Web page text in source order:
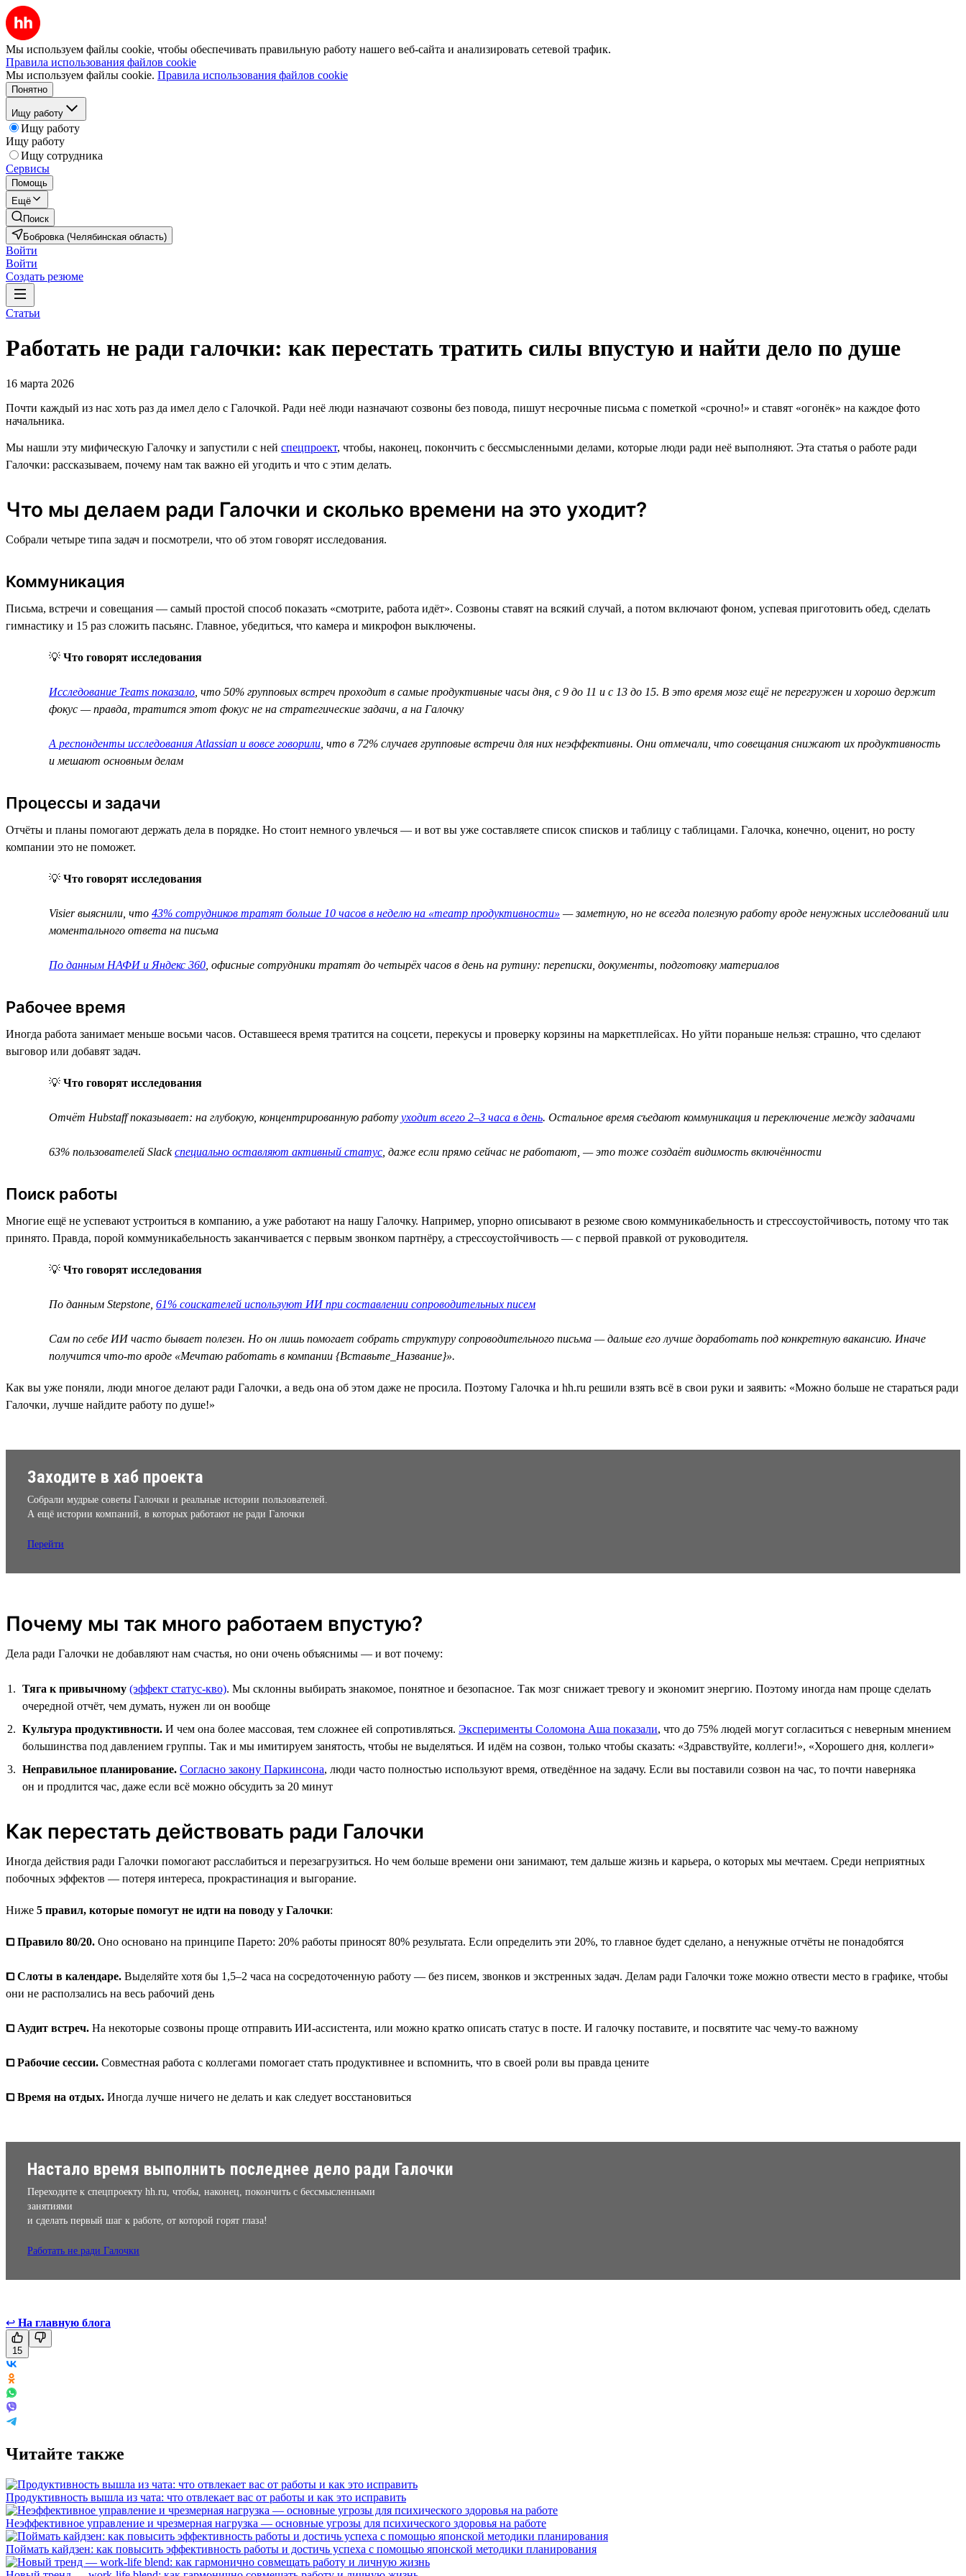
Мы используем файлы cookie, чтобы обеспечивать правильную работу нашего веб-сайта и анализировать сетевой трафик.
Правила использования файлов cookie
Мы используем файлы cookie. Правила использования файлов cookie
Понятно
Ищу работу
Ищу работу
Ищу работу
Ищу сотрудника
Сервисы
Помощь
Ещё
Поиск
Бобровка (Челябинская область)
Войти
Войти
Создать резюме
Статьи
Работать не ради галочки: как перестать тратить силы впустую и найти дело по душе
16 марта 2026
Почти каждый из нас хоть раз да имел дело с Галочкой. Ради неё люди назначают созвоны без повода, пишут несрочные письма с пометкой «срочно!» и ставят «огонёк» на каждое фото
начальника.
Мы нашли эту мифическую Галочку и запустили с ней спецпроект, чтобы, наконец, покончить с бессмысленными делами, которые люди ради неё выполняют. Эта статья о работе ради
Галочки: рассказываем, почему нам так важно ей угодить и что с этим делать.
Что мы делаем ради Галочки и сколько времени на это уходит?
Собрали четыре типа задач и посмотрели, что об этом говорят исследования.
Коммуникация
Письма, встречи и совещания — самый простой способ показать «смотрите, работа идёт». Созвоны ставят на всякий случай, а потом включают фоном, успевая приготовить обед, сделать
гимнастику и 15 раз сложить пасьянс. Главное, убедиться, что камера и микрофон выключены.
💡 Что говорят исследования
Исследование Teams показало , что 50% групповых встреч проходит в самые продуктивные часы дня, с 9 до 11 и с 13 до 15. В это время мозг ещё не перегружен и хорошо держит
фокус — правда, тратится этот фокус не на стратегические задачи, а на Галочку
А респонденты исследования Atlassian и вовсе говорили , что в 72% случаев групповые встречи для них неэффективны. Они отмечали, что совещания снижают их продуктивность
и мешают основным делам
Процессы и задачи
Отчёты и планы помогают держать дела в порядке. Но стоит немного увлечься — и вот вы уже составляете список списков и таблицу с таблицами. Галочка, конечно, оценит, но росту
компании это не поможет.
💡 Что говорят исследования
Visier выяснили, что 43% сотрудников тратят больше 10 часов в неделю на «театр продуктивности» — заметную, но не всегда полезную работу вроде ненужных исследований или
моментального ответа на письма
По данным НАФИ и Яндекс 360 , офисные сотрудники тратят до четырёх часов в день на рутину: переписки, документы, подготовку материалов
Рабочее время
Иногда работа занимает меньше восьми часов. Оставшееся время тратится на соцсети, перекусы и проверку корзины на маркетплейсах. Но уйти пораньше нельзя: страшно, что сделают
выговор или добавят задач.
💡 Что говорят исследования
Отчёт Hubstaff показывает: на глубокую, концентрированную работу уходит всего 2–3 часа в день. Остальное время съедают коммуникация и переключение между задачами
63% пользователей Slackспециально оставляют активный статус , даже если прямо сейчас не работают, — это тоже создаёт видимость включённости
Поиск работы
Многие ещё не успевают устроиться в компанию, а уже работают на нашу Галочку. Например, упорно описывают в резюме свою коммуникабельность и стрессоустойчивость, потому что так
принято. Правда, порой коммуникабельность заканчивается с первым звонком партнёру, а стрессоустойчивость — с первой правкой от руководителя.
💡 Что говорят исследования
По данным Stepstone, 61% соискателей используют ИИ при составлении сопроводительных писем
Сам по себе ИИ часто бывает полезен. Но он лишь помогает собрать структуру сопроводительного письма — дальше его лучше доработать под конкретную вакансию. Иначе
получится что-то вроде «Мечтаю работать в компании {Вставьте_Название}».
Как вы уже поняли, люди многое делают ради Галочки, а ведь она об этом даже не просила. Поэтому Галочка и hh.ru решили взять всё в свои руки и заявить: «Можно больше не стараться ради
Галочки, лучше найдите работу по душе!»
Заходите в хаб проекта
Собрали мудрые советы Галочки и реальные истории пользователей.
А ещё истории компаний, в которых работают не ради Галочки
Перейти
Почему мы так много работаем впустую?
Дела ради Галочки не добавляют нам счастья, но они очень объяснимы — и вот почему:
Тяга к привычному (эффект статус-кво). Мы склонны выбирать знакомое, понятное и безопасное. Так мозг снижает тревогу и экономит энергию. Поэтому иногда нам проще сделать
очередной отчёт, чем думать, нужен ли он вообще
Культура продуктивности. И чем она более массовая, тем сложнее ей сопротивляться. Эксперименты Соломона Аша показали, что до 75% людей могут согласиться с неверным мнением
большинства под давлением группы. Так и мы имитируем занятость, чтобы не выделяться. И идём на созвон, только чтобы сказать: «Здравствуйте, коллеги!», «Хорошего дня, коллеги»
Неправильное планирование. Согласно закону Паркинсона, люди часто полностью используют время, отведённое на задачу. Если вы поставили созвон на час, то почти наверняка
он и продлится час, даже если всё можно обсудить за 20 минут
Как перестать действовать ради Галочки
Иногда действия ради Галочки помогают расслабиться и перезагрузиться. Но чем больше времени они занимают, тем дальше жизнь и карьера, о которых мы мечтаем. Среди неприятных
побочных эффектов — потеря интереса, прокрастинация и выгорание.
Ниже 5 правил, которые помогут не идти на поводу у Галочки:
⧠ Правило 80/20. Оно основано на принципе Парето: 20% работы приносят 80% результата. Если определить эти 20%, то главное будет сделано, а ненужные отчёты не понадобятся
⧠ Слоты в календаре. Выделяйте хотя бы 1,5–2 часа на сосредоточенную работу — без писем, звонков и экстренных задач. Делам ради Галочки тоже можно отвести место в графике, чтобы
они не расползались на весь рабочий день
⧠ Аудит встреч. На некоторые созвоны проще отправить ИИ-ассистента, или можно кратко описать статус в посте. И галочку поставите, и посвятите час чему-то важному
⧠ Рабочие сессии. Совместная работа с коллегами помогает стать продуктивнее и вспомнить, что в своей роли вы правда цените
⧠ Время на отдых. Иногда лучше ничего не делать и как следует восстановиться
Настало время выполнить последнее дело ради Галочки
Переходите к спецпроекту hh.ru, чтобы, наконец, покончить с бессмысленными
занятиями
и сделать первый шаг к работе, от которой горят глаза!
Работать не ради Галочки
↩ На главную блога
15
Читайте также
Продуктивность вышла из чата: что отвлекает вас от работы и как это исправить
Неэффективное управление и чрезмерная нагрузка — основные угрозы для психического здоровья на работе
Поймать кайдзен: как повысить эффективность работы и достичь успеха с помощью японской методики планирования